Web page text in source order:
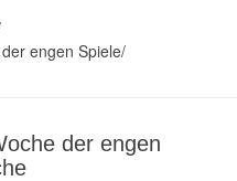
engen Spiele/
der engen